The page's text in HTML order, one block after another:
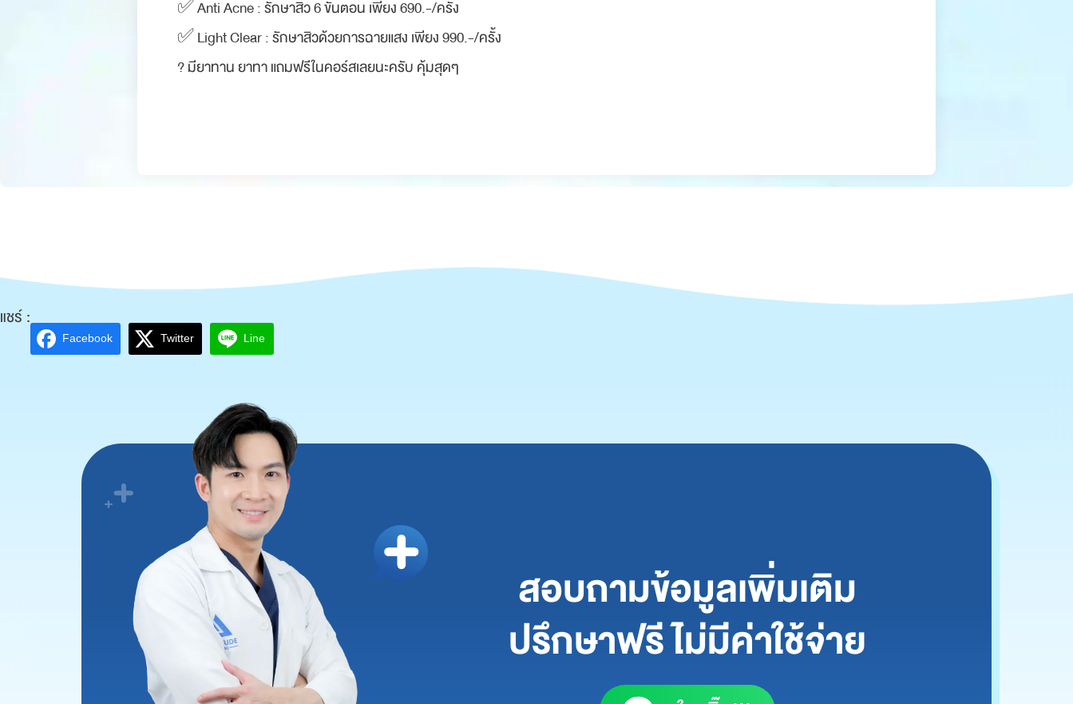
✅ Anti Acne : รักษาสิว 6 ขั้นตอน เพียง 690.-/ครั้ง
✅ Light Clear : รักษาสิวด้วยการฉายแสง เพียง 990.-/ครั้ง
? มียาทาน ยาทา แถมฟรีในคอร์สเลยนะครับ คุ้มสุดๆ
แชร์ :
Facebook Twitter Line
สอบถามข้อมูลเพิ่มเติม
ปรึกษาฟรี ไม่มีค่าใช้จ่าย